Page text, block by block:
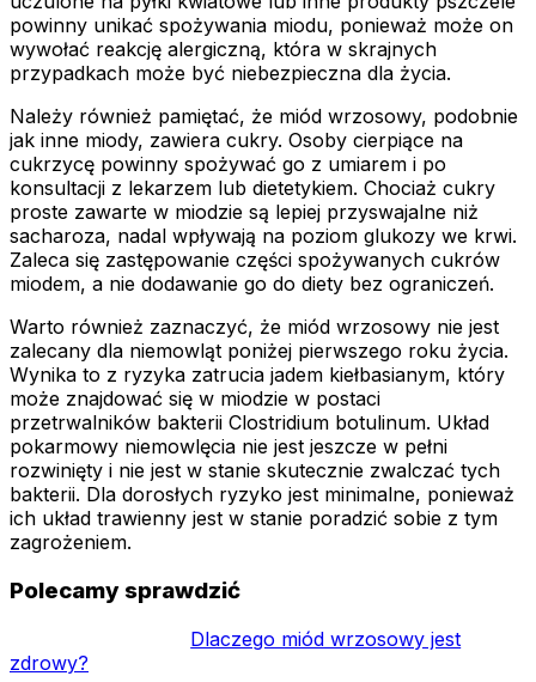
powinny unikać spożywania miodu, ponieważ może on
wywołać reakcję alergiczną, która w skrajnych
przypadkach może być niebezpieczna dla życia.
Należy również pamiętać, że miód wrzosowy, podobnie
jak inne miody, zawiera cukry. Osoby cierpiące na
cukrzycę powinny spożywać go z umiarem i po
konsultacji z lekarzem lub dietetykiem. Chociaż cukry
proste zawarte w miodzie są lepiej przyswajalne niż
sacharoza, nadal wpływają na poziom glukozy we krwi.
Zaleca się zastępowanie części spożywanych cukrów
miodem, a nie dodawanie go do diety bez ograniczeń.
Warto również zaznaczyć, że miód wrzosowy nie jest
zalecany dla niemowląt poniżej pierwszego roku życia.
Wynika to z ryzyka zatrucia jadem kiełbasianym, który
może znajdować się w miodzie w postaci
przetrwalników bakterii Clostridium botulinum. Układ
pokarmowy niemowlęcia nie jest jeszcze w pełni
rozwinięty i nie jest w stanie skutecznie zwalczać tych
bakterii. Dla dorosłych ryzyko jest minimalne, ponieważ
ich układ trawienny jest w stanie poradzić sobie z tym
zagrożeniem.
Polecamy sprawdzić
Dlaczego miód wrzosowy jest
zdrowy?